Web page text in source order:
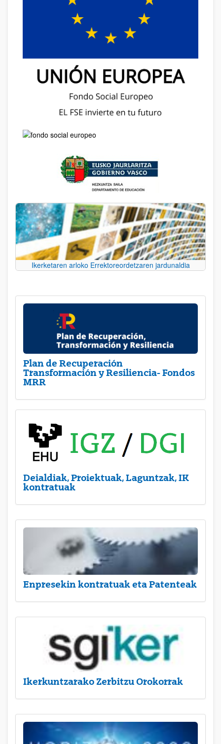
Ikerketaren arloko Errektoreordetzaren jardunaldia
Plan de Recuperación
Transformación y Resiliencia- Fondos
MRR
Deialdiak, Proiektuak, Laguntzak, IK
kontratuak
Enpresekin kontratuak eta Patenteak
Ikerkuntzarako Zerbitzu Orokorrak